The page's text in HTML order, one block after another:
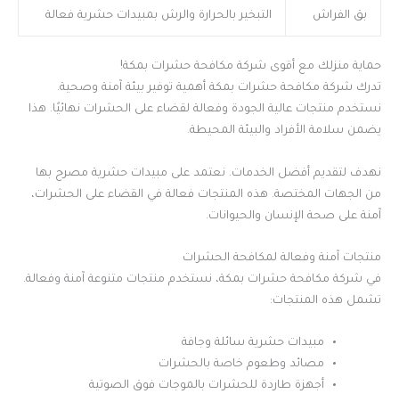
بق الفراش التبخير بالحرارة والرش بمبيدات حشرية فعالة
حماية منزلك مع أقوى شركة مكافحة حشرات بمكة!
تدرك شركة مكافحة حشرات بمكة أهمية توفير بيئة آمنة وصحية.
نستخدم منتجات عالية الجودة وفعالة لقضاء على الحشرات نهائيًا. هذا
يضمن سلامة الأفراد والبيئة المحيطة.
نهدف لتقديم أفضل الخدمات. نعتمد على مبيدات حشرية مصرح بها
من الجهات المختصة. هذه المنتجات فعالة في القضاء على الحشرات،
آمنة على صحة الإنسان والحيوانات.
منتجات آمنة وفعالة لمكافحة الحشرات
في شركة مكافحة حشرات بمكة، نستخدم منتجات متنوعة آمنة وفعالة.
تشمل هذه المنتجات:
مبيدات حشرية سائلة وجافة
مصائد وطعوم خاصة بالحشرات
أجهزة طاردة للحشرات بالموجات فوق الصوتية